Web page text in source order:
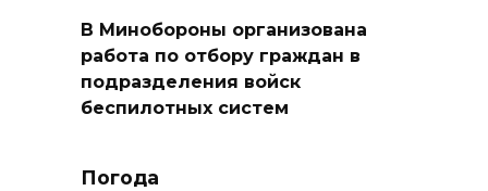
В Минобороны организована
работа по отбору граждан в
подразделения войск
беспилотных систем
Погода